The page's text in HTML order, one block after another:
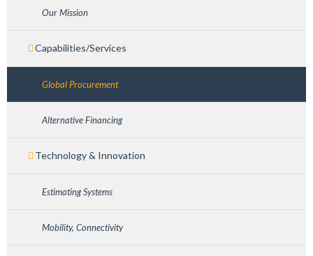
Our Mission
Capabilities/Services
Global Procurement
Alternative Financing
Technology & Innovation
Estimating Systems
Mobility, Connectivity